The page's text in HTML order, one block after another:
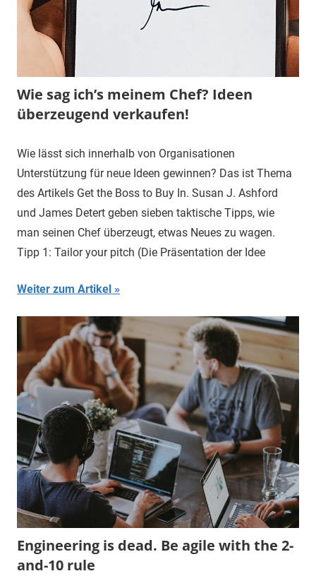
Wie sag ich’s meinem Chef? Ideen
überzeugend verkaufen!
Wie lässt sich innerhalb von Organisationen
Unterstützung für neue Ideen gewinnen? Das ist Thema
des Artikels Get the Boss to Buy In. Susan J. Ashford
und James Detert geben sieben taktische Tipps, wie
man seinen Chef überzeugt, etwas Neues zu wagen.
Tipp 1: Tailor your pitch (Die Präsentation der Idee
Weiter zum Artikel
Engineering is dead. Be agile with the 2-
and-10 rule